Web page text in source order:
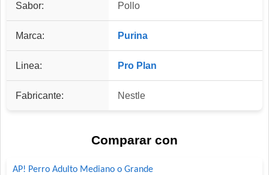
Sabor: Pollo
Marca: Purina
Linea: Pro Plan
Fabricante: Nestle
Comparar con
AP! Perro Adulto Mediano o Grande